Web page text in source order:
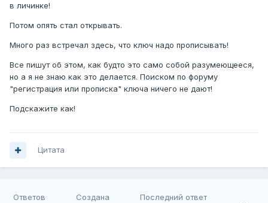
в личинке!
Потом опять стал открывать.
Много раз встречал здесь, что ключ надо прописывать!
Все пишут об этом, как будто это само собой разумеющееся,
но а я не знаю как это делается. Поиском по форуму
"регистрация или прописка" ключа ничего не дают!
Подскажите как!
Цитата
Ответов Создана Последний ответ